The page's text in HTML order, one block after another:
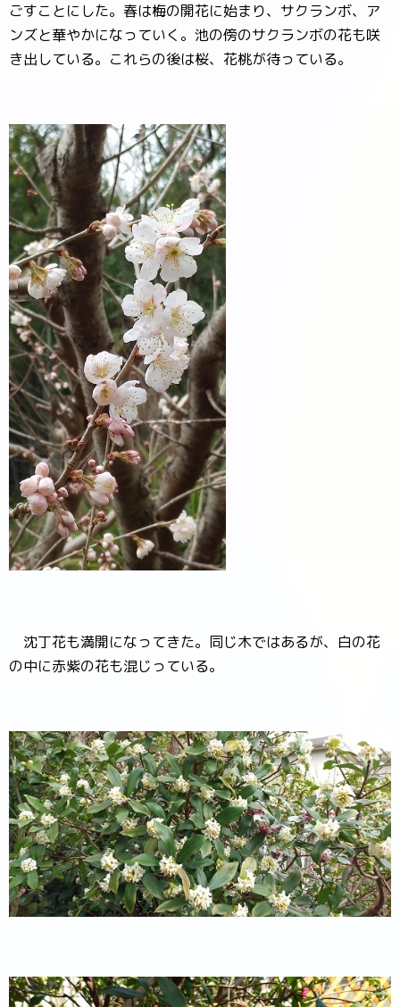
ごすことにした。春は梅の開花に始まり、サクランボ、ア
ンズと華やかになっていく。池の傍のサクランボの花も咲
き出している。これらの後は桜、花桃が待っている。
沈丁花も満開になってきた。同じ木ではあるが、白の花
の中に赤紫の花も混じっている。